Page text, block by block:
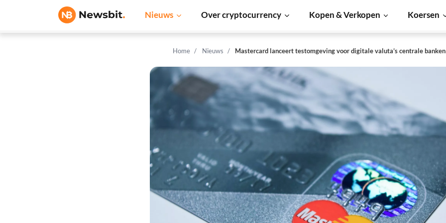
Nieuws Over cryptocurrency Kopen & Verkopen Koersen
Home Nieuws Mastercard lanceert testomgeving voor digitale valuta’s centrale banken